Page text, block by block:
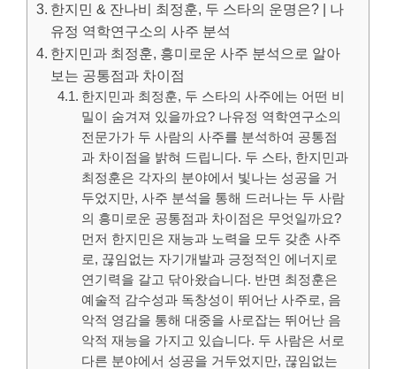
한지민 & 잔나비 최정훈, 두 스타의 운명은? | 나
유정 역학연구소의 사주 분석
한지민과 최정훈, 흥미로운 사주 분석으로 알아
보는 공통점과 차이점
한지민과 최정훈, 두 스타의 사주에는 어떤 비
밀이 숨겨져 있을까요? 나유정 역학연구소의
전문가가 두 사람의 사주를 분석하여 공통점
과 차이점을 밝혀 드립니다. 두 스타, 한지민과
최정훈은 각자의 분야에서 빛나는 성공을 거
두었지만, 사주 분석을 통해 드러나는 두 사람
의 흥미로운 공통점과 차이점은 무엇일까요?
먼저 한지민은 재능과 노력을 모두 갖춘 사주
로, 끊임없는 자기개발과 긍정적인 에너지로
연기력을 갈고 닦아왔습니다. 반면 최정훈은
예술적 감수성과 독창성이 뛰어난 사주로, 음
악적 영감을 통해 대중을 사로잡는 뛰어난 음
악적 재능을 가지고 있습니다. 두 사람은 서로
다른 분야에서 성공을 거두었지만, 끊임없는